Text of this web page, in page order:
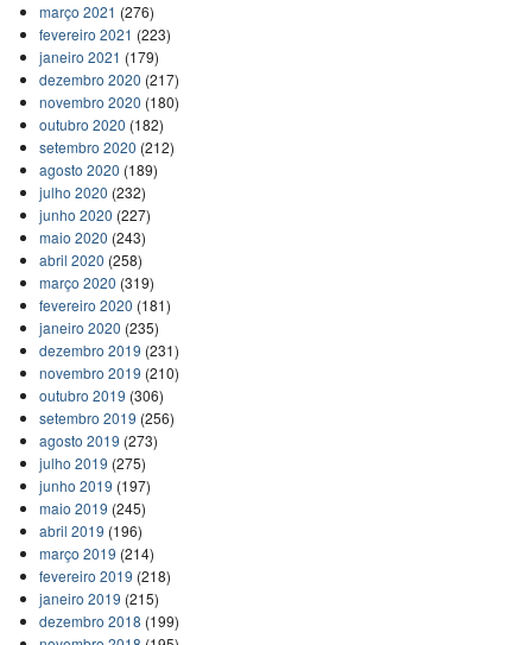
março 2021 (276)
fevereiro 2021 (223)
janeiro 2021 (179)
dezembro 2020 (217)
novembro 2020 (180)
outubro 2020 (182)
setembro 2020 (212)
agosto 2020 (189)
julho 2020 (232)
junho 2020 (227)
maio 2020 (243)
abril 2020 (258)
março 2020 (319)
fevereiro 2020 (181)
janeiro 2020 (235)
dezembro 2019 (231)
novembro 2019 (210)
outubro 2019 (306)
setembro 2019 (256)
agosto 2019 (273)
julho 2019 (275)
junho 2019 (197)
maio 2019 (245)
abril 2019 (196)
março 2019 (214)
fevereiro 2019 (218)
janeiro 2019 (215)
dezembro 2018 (199)